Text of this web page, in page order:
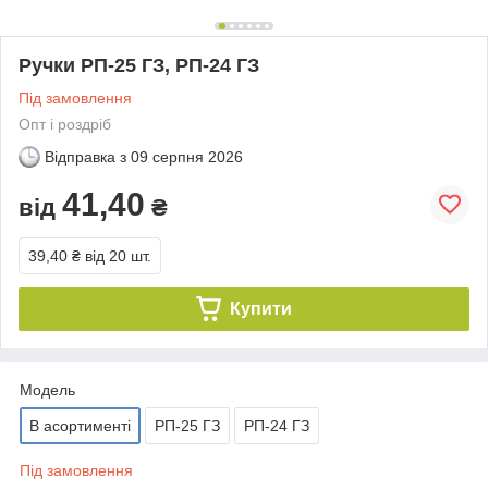
Ручки РП-25 ГЗ, РП-24 ГЗ
Під замовлення
Опт і роздріб
Відправка з 09 серпня 2026
від 41,40 ₴
39,40 ₴ від 20 шт.
Купити
Модель
В асортименті РП-25 ГЗ РП-24 ГЗ
Під замовлення